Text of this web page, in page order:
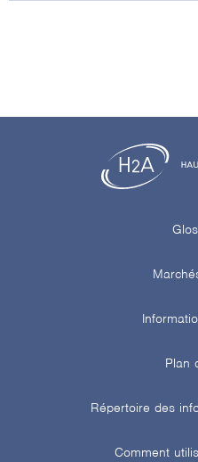
Plan
Répertoire des
Comment